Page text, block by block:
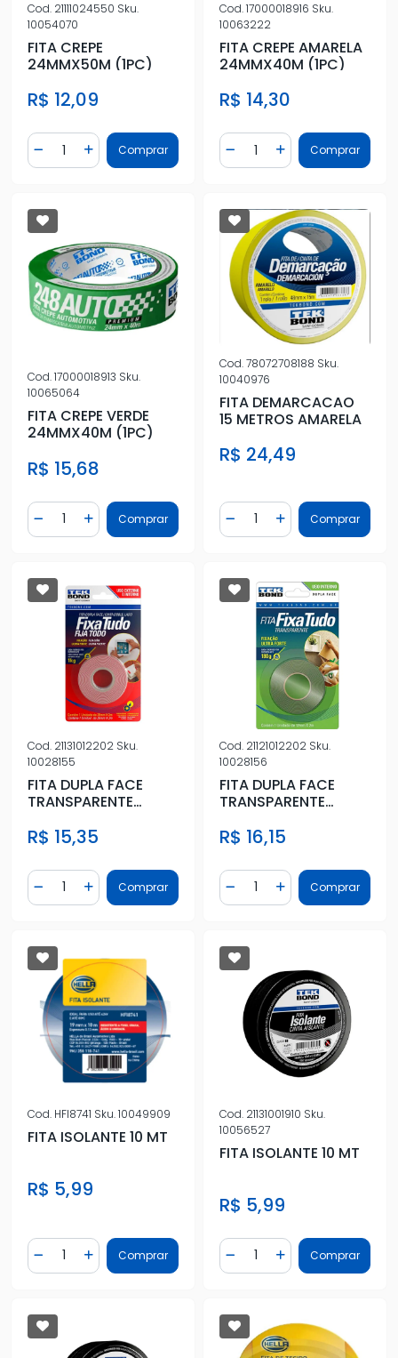
Cod. 21111024550 Sku.
10054070
FITA CREPE
24MMX50M (1PC)
R$ 12,09
Diminuir Quantidade
Quantidade
Adicionar Quantidade
Comprar
Cod.17000018916 Sku.
10063222
FITA CREPE AMARELA
24MMX40M (1PC)
R$ 14,30
Diminuir Quantidade
Quantidade
AdicionarComprar
Cod.17000018913 Sku.
10065064
FITA CREPE VERDE
24MMX40M (1PC)
R$ 15,68
Diminuir Quantidade
Quantidade
Adicionar Quantidade
Comprar
Cod.78072708188 Sku.
10040976
FITA DEMARCACAO
15 METROS AMARELA
R$ 24,49
Diminuir Quantidade
Quantidade
AdicionarComprar
Cod. 21131012202 Sku.
10028155
FITA DUPLA FACE
TRANSPARENTE
BLISTER
R$ 15,35
Diminuir Quantidade
Quantidade
Adicionar Quantidade
Comprar
Cod. 21121012202 Sku.
10028156
FITA DUPLA FACE
TRANSPARENTE
BLISTER
R$ 16,15
Diminuir Quantidade
Quantidade
AdicionarComprar
Cod. HFI8741 Sku.10049909
FITA ISOLANTE 10 MT
R$ 5,99
Diminuir Quantidade
Quantidade
Adicionar Quantidade
Comprar
Cod. 21131001910 Sku.
10056527
FITA ISOLANTE 10 MT
R$ 5,99
Diminuir Quantidade
Quantidade
AdicionarComprar